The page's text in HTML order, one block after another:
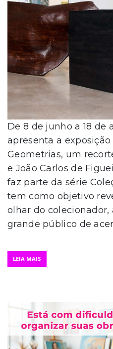
De 8 de junho a 18 de
apresenta a
Geometrias, um
e João Carlos de
faz parte da série
tem como objetivo
olhar do colecionador,
grande público de
LEIA MAIS